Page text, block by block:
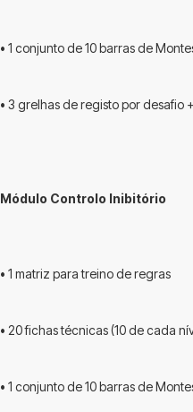
• 1 conjunto de 10 barras de
• 3 grelhas de registo por desafio
Módulo Controlo Inibitório
• 1 matriz para treino de regras
• 20 fichas técnicas (10 de cada
• 1 conjunto de 10 barras de